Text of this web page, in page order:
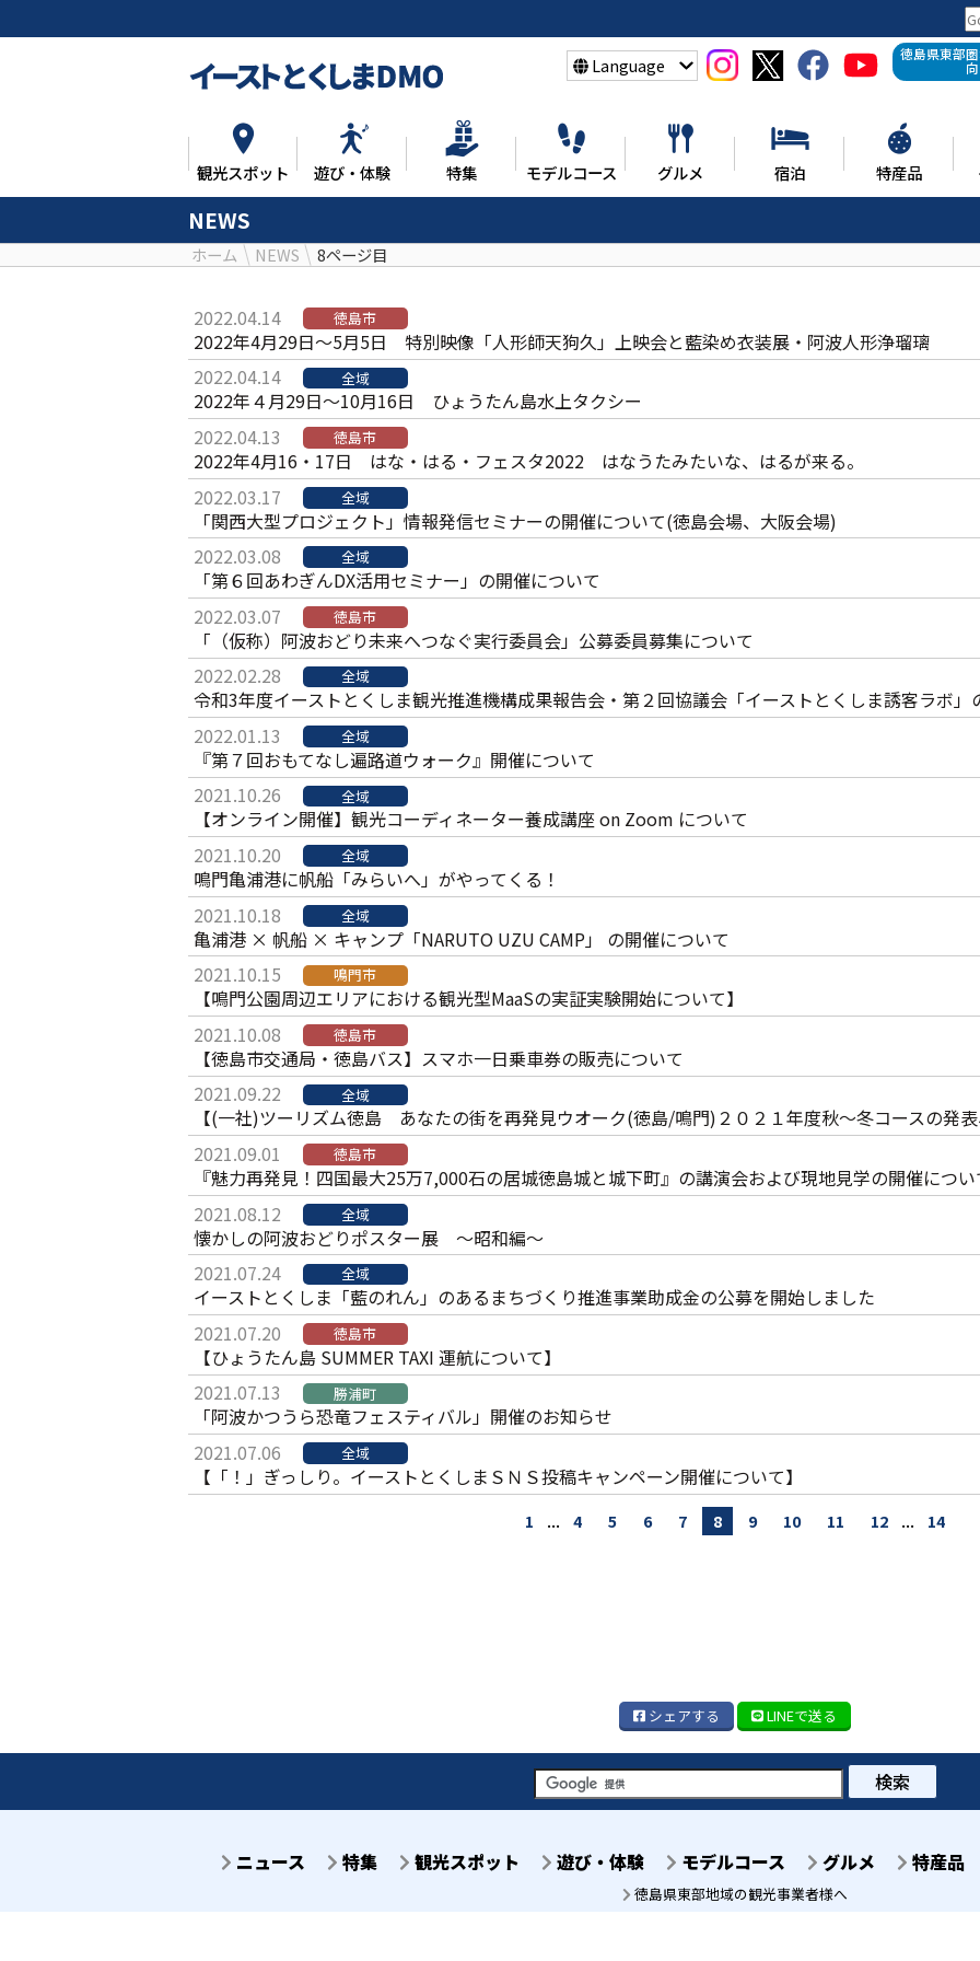
Language
徳島県東部
観光スポット 遊び・体験 特集 モデルコース グルメ 宿泊 特産品
NEWS
ホーム NEWS 8ページ目
2022.04.14 徳島市
2022年4月29日～5月5日 特別映像「人形師天狗久」上映会と藍染め衣装展・阿波人形浄瑠璃
2022.04.14
全域
2022年４月29日～10月16日 ひょうたん島水上タクシー
2022.04.13
徳島市
2022年4月16・17日 はな・はる・フェスタ2022 はなうたみたいな、はるが来る。
2022.03.17
全域
「関西大型プロジェクト」情報発信セミナーの開催について(徳島会場、大阪会場)
2022.03.08
全域
「第６回あわぎんDX活用セミナー」の開催について
2022.03.07
徳島市
「（仮称）阿波おどり未来へつなぐ実行委員会」公募委員募集について
2022.02.28
全域
令和3年度イーストとくしま観光推進機構成果報告会・第２回協議会「イーストとくしま誘客ラボ」
2022.01.13
全域
『第７回おもてなし遍路道ウォーク』開催について
2021.10.26
全域
【オンライン開催】観光コーディネーター養成講座 on Zoom について
2021.10.20
全域
鳴門亀浦港に帆船「みらいへ」がやってくる！
2021.10.18
全域
亀浦港 × 帆船 × キャンプ「NARUTO UZU CAMP」 の開催について
2021.10.15
鳴門市
【鳴門公園周辺エリアにおける観光型MaaSの実証実験開始について】
2021.10.08
徳島市
【徳島市交通局・徳島バス】スマホ一日乗車券の販売について
2021.09.22
全域
【(一社)ツーリズム徳島 あなたの街を再発見ウオーク(徳島/鳴門)２０２１年度秋～冬コースの発表
2021.09.01
徳島市
『魅力再発見！四国最大25万7,000石の居城徳島城と城下町』の講演会および現地見学の開催につい
2021.08.12
全域
懐かしの阿波おどりポスター展 ～昭和編～
2021.07.24
全域
イーストとくしま「藍のれん」のあるまちづくり推進事業助成金の公募を開始しました
2021.07.20
徳島市
【ひょうたん島 SUMMER TAXI 運航について】
2021.07.13
勝浦町
「阿波かつうら恐竜フェスティバル」開催のお知らせ
2021.07.06
全域
【「！」ぎっしり。イーストとくしまＳＮＳ投稿キャンペーン開催について】
1 ... 4 5 6 7 8 9 10 11 12 ... 14
シェアする LINEで送る
検索
ニュース 特集 観光スポット 遊び・体験 モデルコース グルメ 特産品
徳島県東部地域の観光事業者様へ